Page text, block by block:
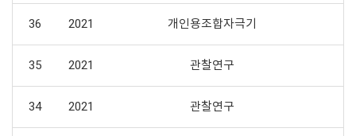
36 2021 개인용조합자극기
35 2021 관찰연구
34 2021 관찰연구